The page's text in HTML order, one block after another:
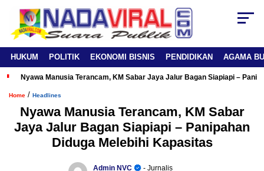
HUKUM POLITIK EKONOMI BISNIS PENDIDIKAN AGAMA
Nyawa Manusia Terancam, KM Sabar Jaya Jalur Bagan Siapiapi –
Home / Headlines
Nyawa Manusia Terancam, KM Sabar
Jaya Jalur Bagan Siapiapi – Panipahan
Diduga Melebihi Kapasitas
Admin NVC
- Jurnalis